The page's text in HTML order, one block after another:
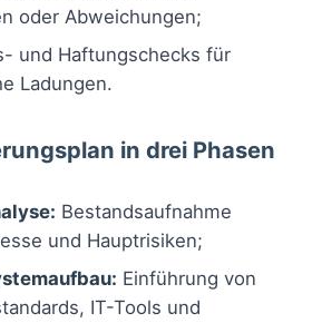
oder Abweichungen;
und Haftungschecks für
Ladungen.
in drei Phasen
Bestandsaufnahme
und Hauptrisiken;
Einführung von
IT-Tools und